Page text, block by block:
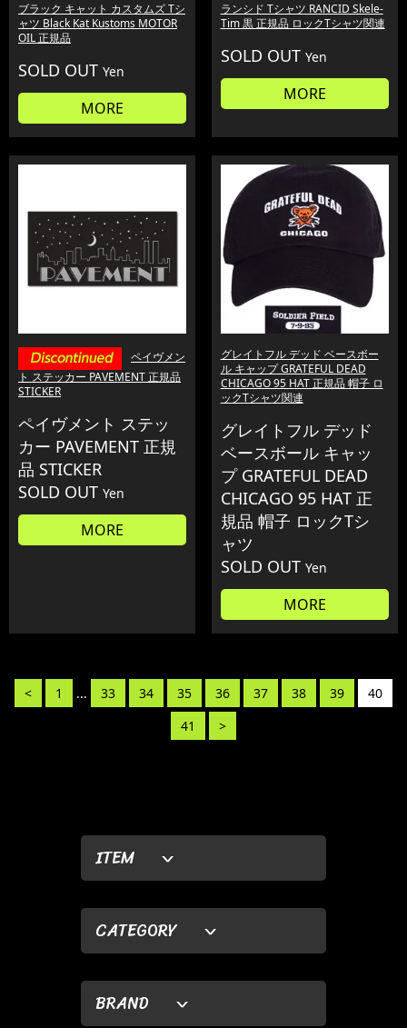
ITEM
CATEGORY
BRAND
ブラック キャット カスタムズ Tシ
ャツ Black Kat Kustoms MOTOR
OIL 正規品
SOLD OUT Yen
MORE
ランシド Tシャツ RANCID Skele-
Tim 黒 正規品 ロックTシャツ関連
SOLD OUT Yen
MORE
ペイヴメン
ト ステッカー PAVEMENT 正規品
STICKER
ペイヴメント ステッ
カー PAVEMENT 正規
品 STICKER
SOLD OUT Yen
MORE
グレイトフル デッド ベースボー
ル キャップ GRATEFUL DEAD
CHICAGO 95 HAT 正規品 帽子 ロ
ックTシャツ関連
グレイトフル デッド
ベースボール キャッ
プ GRATEFUL DEAD
CHICAGO 95 HAT 正
規品 帽子 ロックTシ
ャツ
SOLD OUT Yen
MORE
< 1 ... 33 34 35 36 37 38 39
40
41
>